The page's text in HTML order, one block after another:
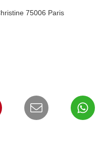
75006 Paris